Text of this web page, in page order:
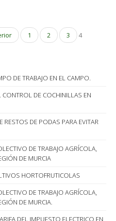
1 2 3 4
DE TRABAJO EN EL CAMPO.
DE COCHINILLAS EN
DE PODAS PARA EVITAR
DE TRABAJO AGRÍCOLA,
DE MURCIA
HORTOFRUTICOLAS
DE TRABAJO AGRÍCOLA,
DE MURCIA.
DEL IMPUESTO ELECTRICO EN